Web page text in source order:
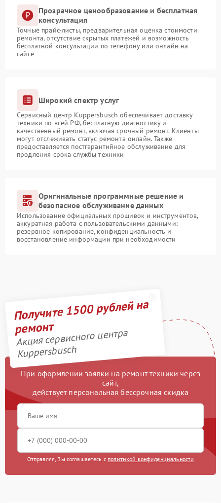
Прозрачное ценообразование и бесплатная
консультация
Точные прайс-листы, предварительная оценка стоимости
ремонта, отсутствие скрытых платежей и возможность
бесплатной консультации по телефону или онлайн на
сайте
Широкий спектр услуг
Сервисный центр Kuppersbusch обеспечивает доставку
техники по всей РФ, бесплатную диагностику и
качественный ремонт, включая срочный ремонт. Клиенты
могут отслеживать статус ремонта онлайн. Также
предоставляется постгарантийное обслуживание для
продления срока службы техники
Оригинальные программные решение и
безопасное обслуживание данных
Использование официальных прошивок и инструментов,
аккуратная работа с пользовательскими данными:
резервное копирование, конфиденциальность и
восстановление информации при необходимости
Получите 1500 рублей на
ремонт
Акция сервисного центра
Kuppersbusch
При оформлении заявки на ремонт техники через
сайт,
действует персональная бессрочная скидка
Отправляя, Вы соглашаетесь с политикой конфиденциальности